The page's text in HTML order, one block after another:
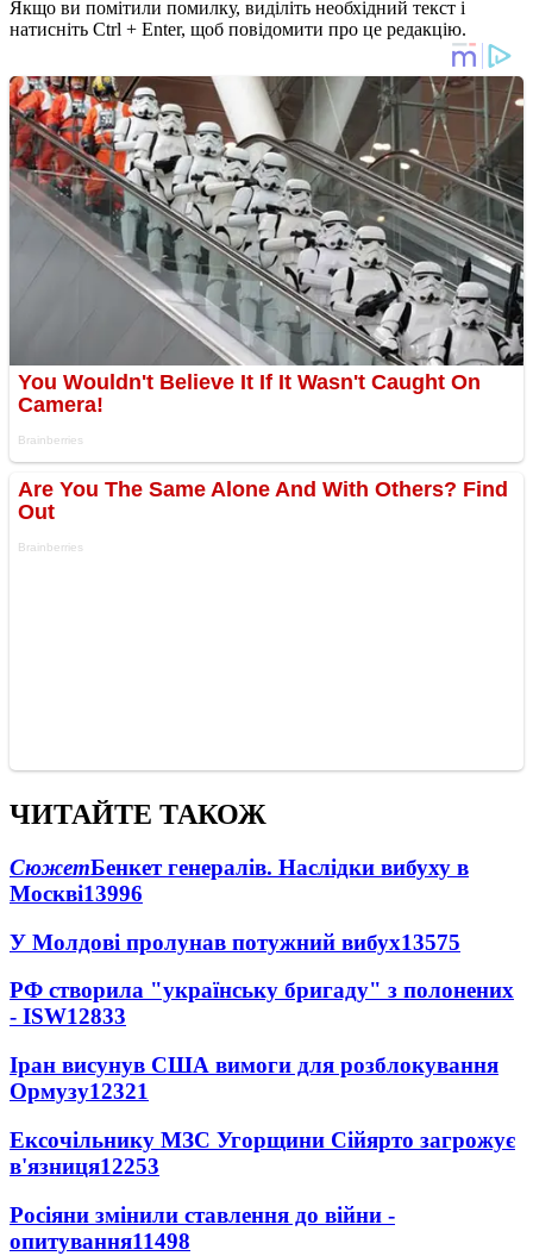
Якщо ви помітили помилку, виділіть необхідний текст і
натисніть Ctrl + Enter, щоб повідомити про це редакцію.
ЧИТАЙТЕ ТАКОЖ
СюжетБенкет генералів. Наслідки вибуху в
Москві13996
У Молдові пролунав потужний вибух13575
РФ створила "українську бригаду" з полонених
- ISW12833
Іран висунув США вимоги для розблокування
Ормузу12321
Ексочільнику МЗС Угорщини Сійярто загрожує
в'язниця12253
Росіяни змінили ставлення до війни -
опитування11498